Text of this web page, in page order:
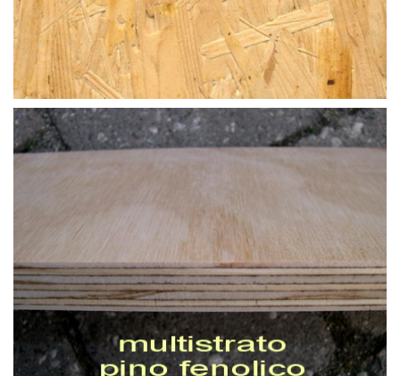
TAVOLAME E AFFINI
TAVOLAME E AFFINI